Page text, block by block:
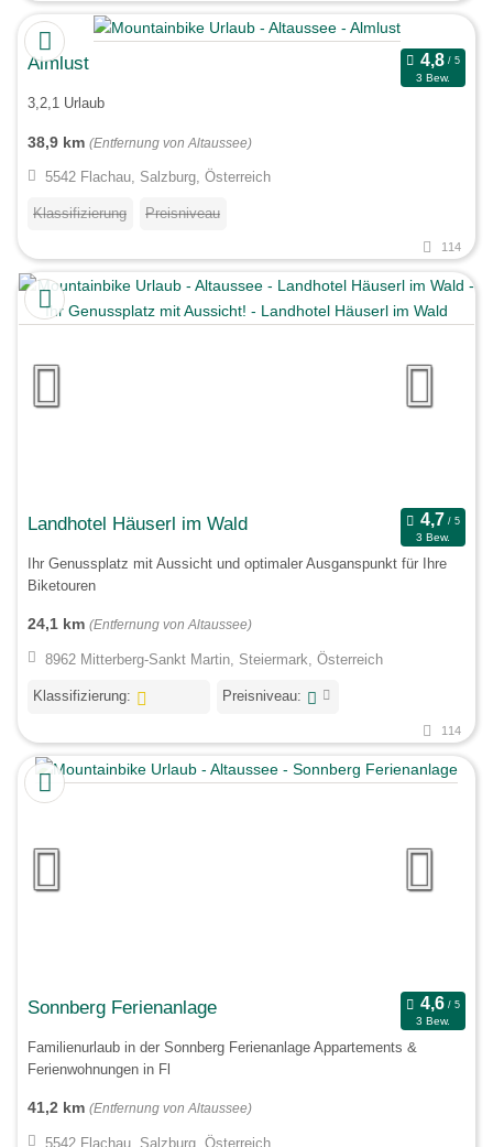
Almlust
3 Bew.
3,2,1 Urlaub
38,9 km (Entfernung von Altaussee)
5542 Flachau, Salzburg, Österreich
Klassifizierung Preisniveau
114
Landhotel Häuserl im Wald
3 Bew.
Ihr Genussplatz mit Aussicht und optimaler Ausganspunkt für Ihre
Biketouren
24,1 km (Entfernung von Altaussee)
8962 Mitterberg-Sankt Martin, Steiermark, Österreich
Klassifizierung: Preisniveau:
114
Sonnberg Ferienanlage
3 Bew.
Familienurlaub in der Sonnberg Ferienanlage Appartements &
Ferienwohnungen in Fl
41,2 km (Entfernung von Altaussee)
5542 Flachau, Salzburg, Österreich